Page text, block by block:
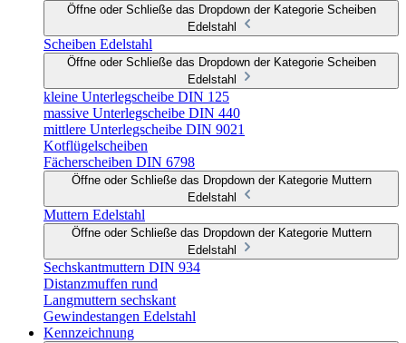
Öffne oder Schließe das Dropdown der Kategorie Scheiben
Edelstahl
Scheiben Edelstahl
Öffne oder Schließe das Dropdown der Kategorie Scheiben
Edelstahl
kleine Unterlegscheibe DIN 125
massive Unterlegscheibe DIN 440
mittlere Unterlegscheibe DIN 9021
Kotflügelscheiben
Fächerscheiben DIN 6798
Öffne oder Schließe das Dropdown der Kategorie Muttern
Edelstahl
Muttern Edelstahl
Öffne oder Schließe das Dropdown der Kategorie Muttern
Edelstahl
Sechskantmuttern DIN 934
Distanzmuffen rund
Langmuttern sechskant
Gewindestangen Edelstahl
Kennzeichnung